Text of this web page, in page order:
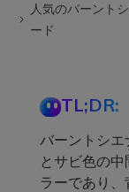
人気のバーント
ード
TL;DR:
バーントシ
とサビ色の
ラーであり